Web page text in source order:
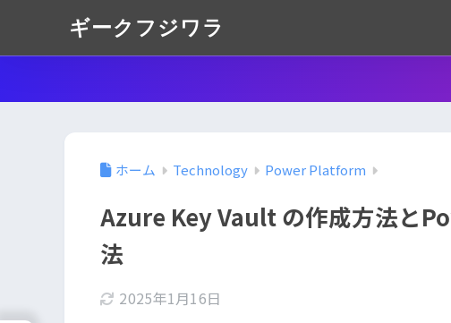
ギークフジワラ
ホーム Technology Power Platform
Azure Key Vault の作成方法と
法
2025年1月16日